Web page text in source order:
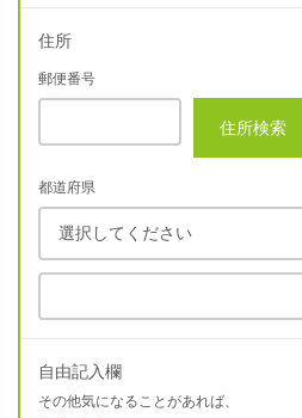
住所
郵便番号
住所検索
都道府県
自由記入欄
その他気になることがあれば、